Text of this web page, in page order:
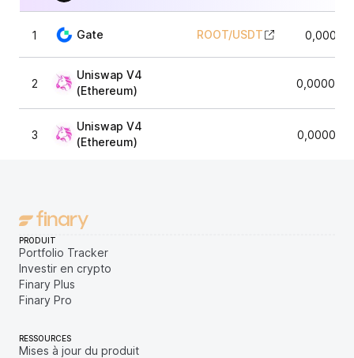
1 Gate ROOT/USDT
2
Uniswap V4
(Ethereum)
3
Uniswap V4
(Ethereum)
PRODUIT
Portfolio Tracker
Investir en crypto
Finary Plus
Finary Pro
RESSOURCES
Mises à jour du produit